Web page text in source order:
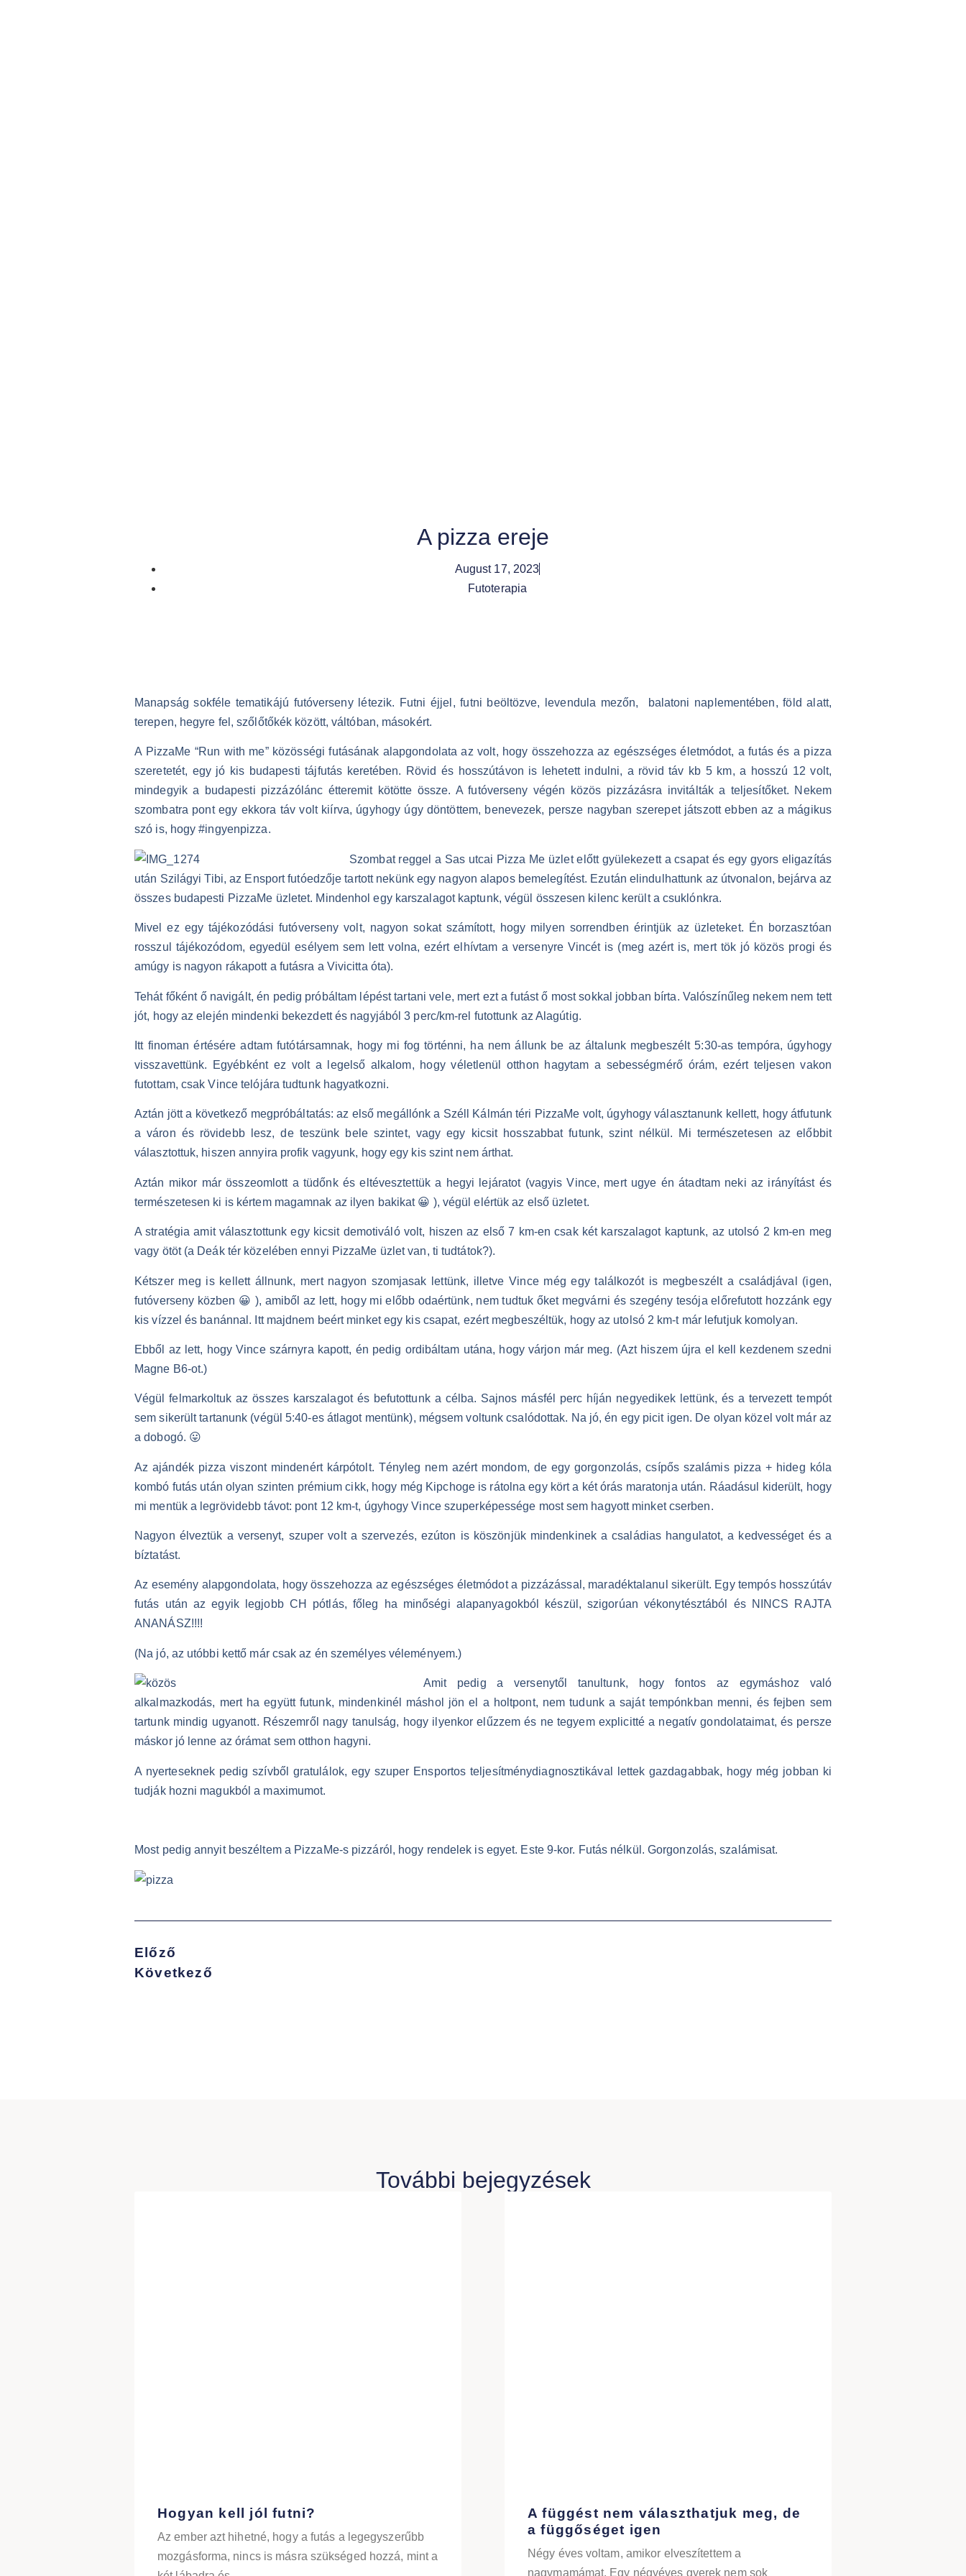
A pizza ereje
August 17, 2023
Futoterapia
Manapság sokféle tematikájú futóverseny létezik. Futni éjjel, futni beöltözve, levendula mezőn, balatoni naplementében, föld alatt,
terepen, hegyre fel, szőlőtőkék között, váltóban, másokért.
A PizzaMe “Run with me” közösségi futásának alapgondolata az volt, hogy összehozza az egészséges életmódot, a futás és a pizza
szeretetét, egy jó kis budapesti tájfutás keretében. Rövid és hosszútávon is lehetett indulni, a rövid táv kb 5 km, a hosszú 12 volt,
mindegyik a budapesti pizzázólánc étteremit kötötte össze. A futóverseny végén közös pizzázásra invitálták a teljesítőket. Nekem
szombatra pont egy ekkora táv volt kiírva, úgyhogy úgy döntöttem, benevezek, persze nagyban szerepet játszott ebben az a mágikus
szó is, hogy #ingyenpizza.
Szombat reggel a Sas utcai Pizza Me üzlet előtt gyülekezett a csapat és egy gyors eligazítás
után Szilágyi Tibi, az Ensport futóedzője tartott nekünk egy nagyon alapos bemelegítést. Ezután elindulhattunk az útvonalon, bejárva az
összes budapesti PizzaMe üzletet. Mindenhol egy karszalagot kaptunk, végül összesen kilenc került a csuklónkra.
Mivel ez egy tájékozódási futóverseny volt, nagyon sokat számított, hogy milyen sorrendben érintjük az üzleteket. Én borzasztóan
rosszul tájékozódom, egyedül esélyem sem lett volna, ezért elhívtam a versenyre Vincét is (meg azért is, mert tök jó közös progi és
amúgy is nagyon rákapott a futásra a Vivicitta óta).
Tehát főként ő navigált, én pedig próbáltam lépést tartani vele, mert ezt a futást ő most sokkal jobban bírta. Valószínűleg nekem nem tett
jót, hogy az elején mindenki bekezdett és nagyjából 3 perc/km-rel futottunk az Alagútig.
Itt finoman értésére adtam futótársamnak, hogy mi fog történni, ha nem állunk be az általunk megbeszélt 5:30-as tempóra, úgyhogy
visszavettünk. Egyébként ez volt a legelső alkalom, hogy véletlenül otthon hagytam a sebességmérő órám, ezért teljesen vakon
futottam, csak Vince telójára tudtunk hagyatkozni.
Aztán jött a következő megpróbáltatás: az első megállónk a Széll Kálmán téri PizzaMe volt, úgyhogy választanunk kellett, hogy átfutunk
a váron és rövidebb lesz, de teszünk bele szintet, vagy egy kicsit hosszabbat futunk, szint nélkül. Mi természetesen az előbbit
választottuk, hiszen annyira profik vagyunk, hogy egy kis szint nem árthat.
Aztán mikor már összeomlott a tüdőnk és eltévesztettük a hegyi lejáratot (vagyis Vince, mert ugye én átadtam neki az irányítást és
természetesen ki is kértem magamnak az ilyen bakikat 😀 ), végül elértük az első üzletet.
A stratégia amit választottunk egy kicsit demotiváló volt, hiszen az első 7 km-en csak két karszalagot kaptunk, az utolsó 2 km-en meg
vagy ötöt (a Deák tér közelében ennyi PizzaMe üzlet van, ti tudtátok?).
Kétszer meg is kellett állnunk, mert nagyon szomjasak lettünk, illetve Vince még egy találkozót is megbeszélt a családjával (igen,
futóverseny közben 😀 ), amiből az lett, hogy mi előbb odaértünk, nem tudtuk őket megvárni és szegény tesója előrefutott hozzánk egy
kis vízzel és banánnal. Itt majdnem beért minket egy kis csapat, ezért megbeszéltük, hogy az utolsó 2 km-t már lefutjuk komolyan.
Ebből az lett, hogy Vince szárnyra kapott, én pedig ordibáltam utána, hogy várjon már meg. (Azt hiszem újra el kell kezdenem szedni
Magne B6-ot.)
Végül felmarkoltuk az összes karszalagot és befutottunk a célba. Sajnos másfél perc híján negyedikek lettünk, és a tervezett tempót
sem sikerült tartanunk (végül 5:40-es átlagot mentünk), mégsem voltunk csalódottak. Na jó, én egy picit igen. De olyan közel volt már az
a dobogó. 😛
Az ajándék pizza viszont mindenért kárpótolt. Tényleg nem azért mondom, de egy gorgonzolás, csípős szalámis pizza + hideg kóla
kombó futás után olyan szinten prémium cikk, hogy még Kipchoge is rátolna egy kört a két órás maratonja után. Ráadásul kiderült, hogy
mi mentük a legrövidebb távot: pont 12 km-t, úgyhogy Vince szuperképessége most sem hagyott minket cserben.
Nagyon élveztük a versenyt, szuper volt a szervezés, ezúton is köszönjük mindenkinek a családias hangulatot, a kedvességet és a
bíztatást.
Az esemény alapgondolata, hogy összehozza az egészséges életmódot a pizzázással, maradéktalanul sikerült. Egy tempós hosszútáv
futás után az egyik legjobb CH pótlás, főleg ha minőségi alapanyagokból készül, szigorúan vékonytésztából és NINCS RAJTA
ANANÁSZ!!!!
(Na jó, az utóbbi kettő már csak az én személyes véleményem.)
Amit pedig a versenytől tanultunk, hogy fontos az egymáshoz való
alkalmazkodás, mert ha együtt futunk, mindenkinél máshol jön el a holtpont, nem tudunk a saját tempónkban menni, és fejben sem
tartunk mindig ugyanott. Részemről nagy tanulság, hogy ilyenkor elűzzem és ne tegyem explicitté a negatív gondolataimat, és persze
máskor jó lenne az órámat sem otthon hagyni.
A nyerteseknek pedig szívből gratulálok, egy szuper Ensportos teljesítménydiagnosztikával lettek gazdagabbak, hogy még jobban ki
tudják hozni magukból a maximumot.
Most pedig annyit beszéltem a PizzaMe-s pizzáról, hogy rendelek is egyet. Este 9-kor. Futás nélkül. Gorgonzolás, szalámisat.
Előző
Következő
További bejegyzések
Hogyan kell jól futni?
Az ember azt hihetné, hogy a futás a legegyszerűbb
mozgásforma, nincs is másra szükséged hozzá, mint a
A függést nem választhatjuk meg, de
a függőséget igen
Négy éves voltam, amikor elveszítettem a
nagymamámat. Egy négyéves gyerek nem sok